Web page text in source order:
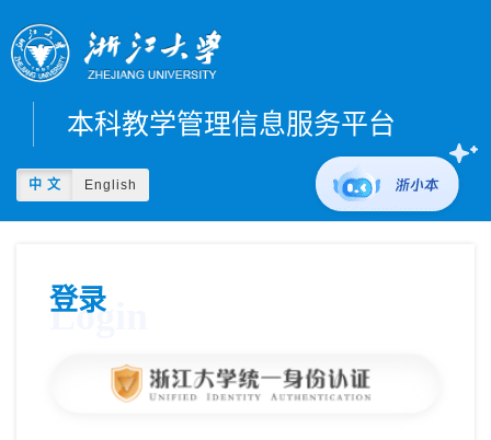
本科教学管理信息服务平台
中 文 English
登录
Login